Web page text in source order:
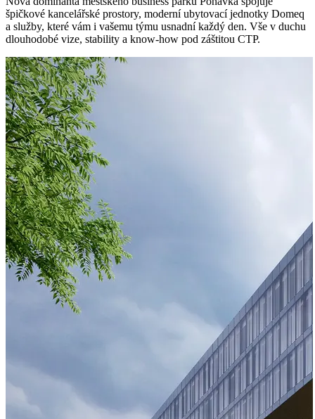
špičkové kancelářské prostory, moderní ubytovací jednotky Domeq
a služby, které vám i vašemu týmu usnadní každý den. Vše v duchu
dlouhodobé vize, stability a know-how pod záštitou CTP.